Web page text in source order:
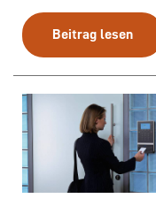
Beitrag lesen